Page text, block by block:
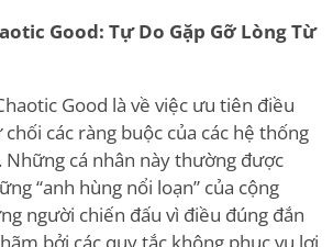
Good: Tự Do Gặp Gỡ Lòng Từ
Good là về việc ưu tiên điều
các ràng buộc của các hệ thống
Những cá nhân này thường được
“anh hùng nổi loạn” của cộng
người chiến đấu vì điều đúng đắn